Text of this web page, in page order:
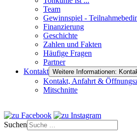
Team
Gewinnspiel -
Finanzierung
Geschichte
Zahlen und Fakten
Häufige Fragen
Partner
Kontakt Weitere Informationen:
Kontakt, Anfahrt &
Mitschnitte
Suchen